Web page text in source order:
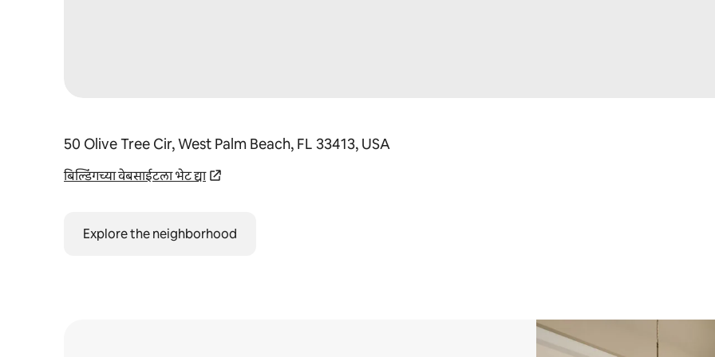
50 Olive Tree Cir, West Palm Beach, FL 33413, USA
बिल्डिंगच्या वेबसाईटला भेट द्या
Explore the neighborhood